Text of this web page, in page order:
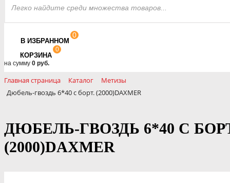
В ИЗБРАННОМ
0
КОРЗИНА
0
на сумму 0 руб.
Главная страница Каталог
Метизы
Дюбель-гвоздь 6*40 с борт. (2000)DAXMER
ДЮБЕЛЬ-ГВОЗДЬ 6*40 С
(2000)DAXMER